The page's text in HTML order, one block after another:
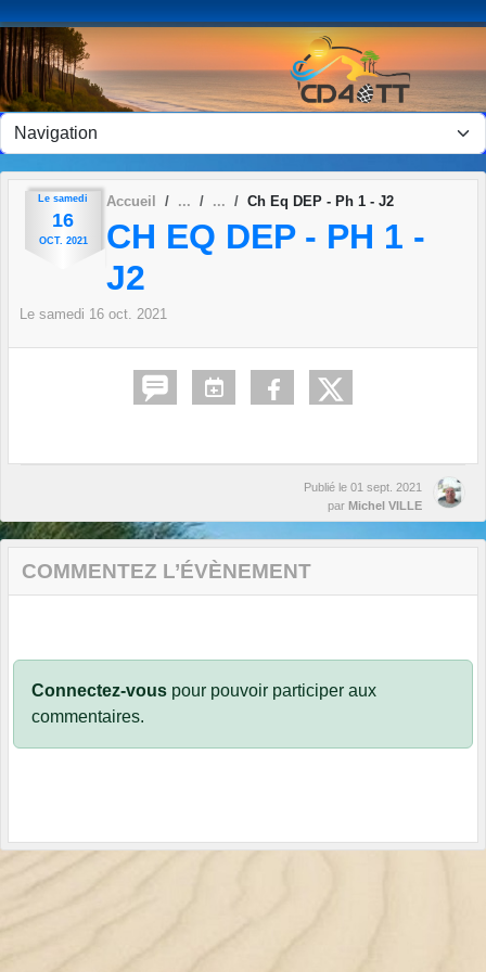
Le samedi
16
OCT. 2021
Accueil Ch Eq DEP - Ph 1 - J2
CH EQ DEP - PH 1 -
J2
Le samedi 16 oct. 2021
Publié le 01 sept. 2021
par Michel VILLE
COMMENTEZ L’ÉVÈNEMENT
Connectez-vous pour pouvoir participer aux
commentaires.